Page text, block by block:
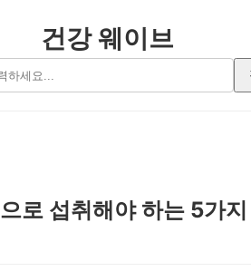
건강 웨이브
로 섭취해야 하는 5가